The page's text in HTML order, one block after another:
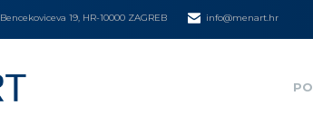
Bencekoviceva 19, HR-10000 ZAGREB info@menart.hr